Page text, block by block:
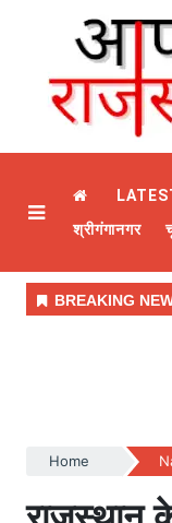
श्रीगंगानगर
Home